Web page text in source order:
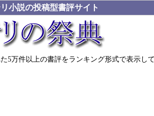
小説の投稿型書評サイト
5万件以上の書評をランキング形式で表示し